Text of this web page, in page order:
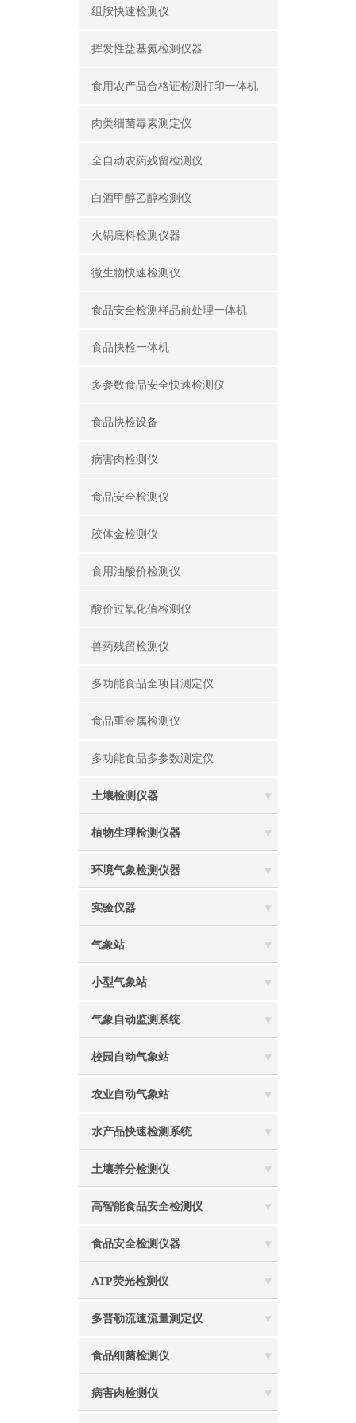
组胺快速检测仪
挥发性盐基氮检测仪器
食用农产品合格证检测打印一体机
肉类细菌毒素测定仪
全自动农葯残留检测仪
白酒甲醇乙醇检测仪
火锅底料检测仪器
微生物快速检测仪
食品安全检测样品前处理一体机
食品快检一体机
多参数食品安全快速检测仪
食品快检设备
病害肉检测仪
食品安全检测仪
胶体金检测仪
食用油酸价检测仪
酸价过氧化值检测仪
兽药残留检测仪
多功能食品全项目测定仪
食品重金属检测仪
多功能食品多参数测定仪
土壤检测仪器
植物生理检测仪器
环境气象检测仪器
实验仪器
气象站
小型气象站
气象自动监测系统
校园自动气象站
农业自动气象站
水产品快速检测系统
土壤养分检测仪
高智能食品安全检测仪
食品安全检测仪器
ATP荧光检测仪
多普勒流速流量测定仪
食品细菌检测仪
病害肉检测仪